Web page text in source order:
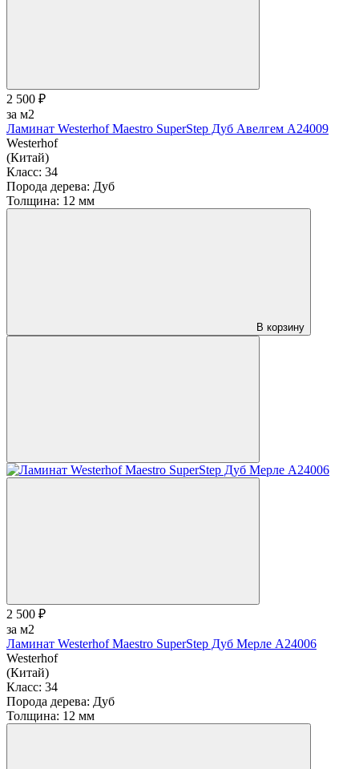
2 500 ₽
за м2
Ламинат Westerhof Maestro SuperStep Дуб Авелгем A24009
Westerhof
(Китай)
Класс: 34
Порода дерева: Дуб
Толщина: 12 мм
В корзину
2 500 ₽
за м2
Ламинат Westerhof Maestro SuperStep Дуб Мерле A24006
Westerhof
(Китай)
Класс: 34
Порода дерева: Дуб
Толщина: 12 мм